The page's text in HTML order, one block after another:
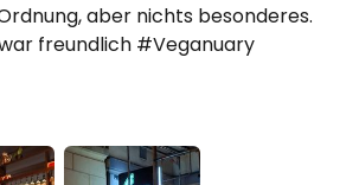
aber nichts besonderes.
freundlich #Veganuary